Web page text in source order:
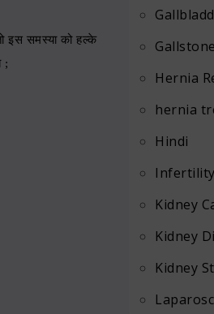
इस समस्या को हल्के
;
Hernia
hernia
Hindi
Infertility
Kidney
Kidney
Kidney